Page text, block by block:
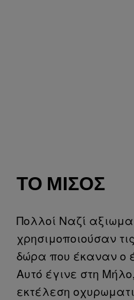
ΤΟ ΜΊΣΟΣ
Πολλοί Ναζί
χρησιμοποιούσαν
δώρα που έκαναν ο
Αυτό έγινε στη
εκτέλεση